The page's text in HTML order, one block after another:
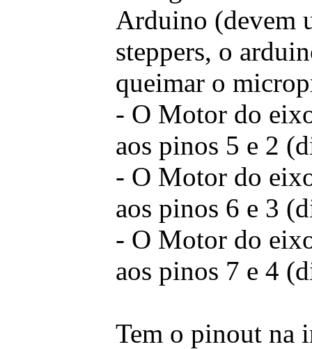
Arduino (devem
steppers, o
queimar o
- O Motor do
aos pinos 5 e 2
- O Motor do
aos pinos 6 e 3
- O Motor do
aos pinos 7 e 4
Tem o pinout na